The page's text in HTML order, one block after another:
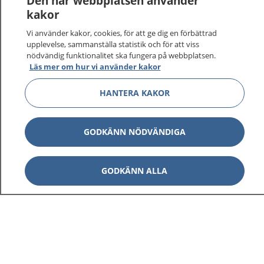
På 1177.se får du råd om hälsa och information om
sjukdomar och vilka mottagningar du kan kontakta.
Logga in för att läsa din journal och göra dina
vårdärenden. Ring telefonnummer 1177 för
sjukvårdsrådgivning dygnet runt.
1177 ger dig råd när du vill må bättre.
1177 på flera språk Visa
kakor
Vi använder kakor, cookies, för att ge dig en förbättrad
upplevelse, sammanställa statistik och för att viss
nödvändig funktionalitet ska fungera på webbplatsen.
Läs mer om hur vi använder kakor
HANTERA KAKOR
GODKÄNN NÖDVÄNDIGA
GODKÄNN ALLA